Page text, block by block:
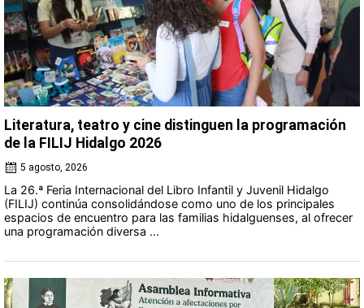
Literatura, teatro y cine distinguen la programación
de la FILIJ Hidalgo 2026
5 agosto, 2026
La 26.ª Feria Internacional del Libro Infantil y Juvenil Hidalgo
(FILIJ) continúa consolidándose como uno de los principales
espacios de encuentro para las familias hidalguenses, al ofrecer
una programación diversa ...